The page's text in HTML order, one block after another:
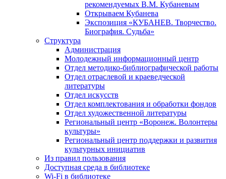
рекомендуемых В.М. Кубаневым
Открываем Кубанева
Экспозиция «КУБАНЕВ. Творчество.
Биография. Судьба»
Структура
Администрация
Молодежный информационный центр
Отдел методико-библиографической работы
Отдел отраслевой и краеведческой
литературы
Отдел искусств
Отдел комплектования и обработки фондов
Отдел художественной литературы
Региональный центр «Воронеж. Волонтеры
культуры»
Региональный центр поддержки и развития
культурных инициатив
Из правил пользования
Доступная среда в библиотеке
Wi-Fi в библиотеке